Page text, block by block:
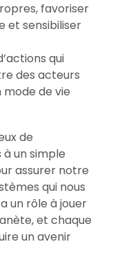
favoriser
et sensibiliser
qui
des acteurs
de vie
de
un simple
assurer notre
qui nous
un rôle à jouer
et chaque
un avenir